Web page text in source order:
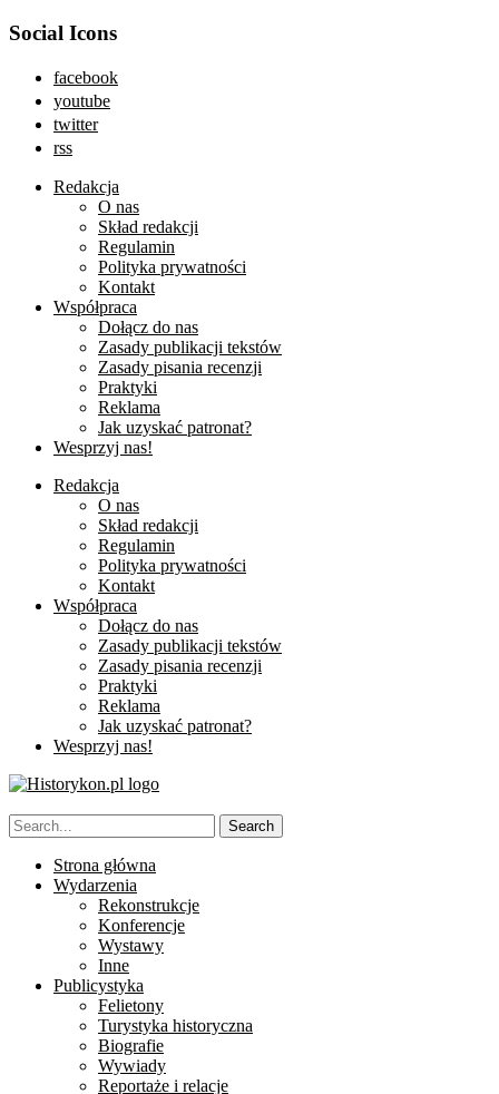
Social Icons
facebook
youtube
twitter
rss
Redakcja
O nas
Skład redakcji
Regulamin
Polityka prywatności
Kontakt
Współpraca
Dołącz do nas
Zasady publikacji tekstów
Zasady pisania recenzji
Praktyki
Reklama
Jak uzyskać patronat?
Wesprzyj nas!
Redakcja
O nas
Skład redakcji
Regulamin
Polityka prywatności
Kontakt
Współpraca
Dołącz do nas
Zasady publikacji tekstów
Zasady pisania recenzji
Praktyki
Reklama
Jak uzyskać patronat?
Wesprzyj nas!
Strona główna
Wydarzenia
Rekonstrukcje
Konferencje
Wystawy
Inne
Publicystyka
Felietony
Turystyka historyczna
Biografie
Wywiady
Reportaże i relacje